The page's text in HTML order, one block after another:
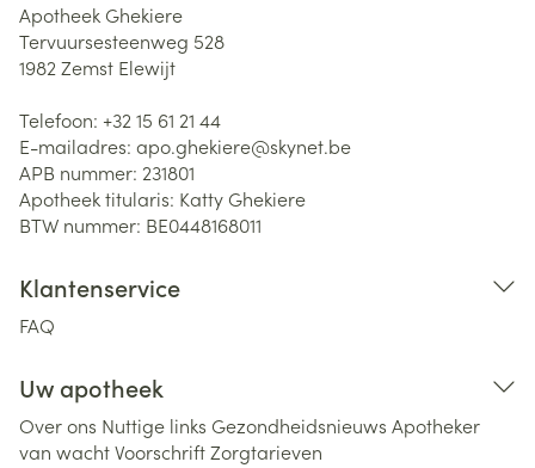
Apotheek Ghekiere
Tervuursesteenweg 528
1982 Zemst Elewijt
Telefoon: +32 15 61 21 44
E-mailadres: apo.ghekiere@skynet.be
APB nummer: 231801
Apotheek titularis: Katty Ghekiere
BTW nummer: BE0448168011
Klantenservice
FAQ
Uw apotheek
Over ons Nuttige links Gezondheidsnieuws Apotheker
van wachtVoorschriftZorgtarieven